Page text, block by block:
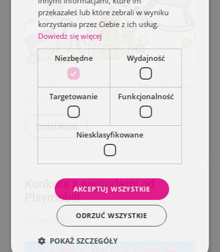
wpadajcie do naszego Skrzata i zobaczcie, jakie
piękne zabawki mają w ofercie!
Czytaj więcej
Konkurs z nagrodami od
Playmobil!
27 maja 2022
przekazałeś lub które zebrali w wyniku
korzystania przez Ciebie z ich usług.
Dowiedz się więcej
Niezbędne Wydajność
Targetowanie Funkcjonalność
Niesklasyfikowane
AKCEPTUJ WSZYSTKIE
ODRZUĆ WSZYSTKIE
POKAŻ SZCZEGÓŁY